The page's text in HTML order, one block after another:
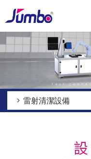
雷射清潔設備